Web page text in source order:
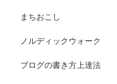
まちおこし
ノルディックウォーク
ブログの書き方上達法